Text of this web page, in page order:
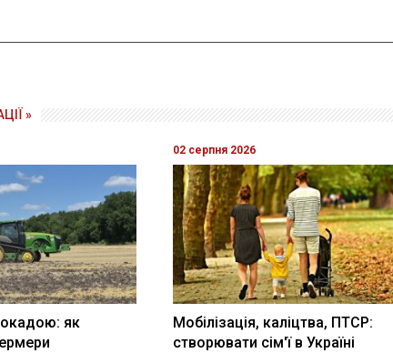
»
як
02 серпня 2026
Мобілізація, каліцтва, ПТСР:
створювати сім'ї в Україні